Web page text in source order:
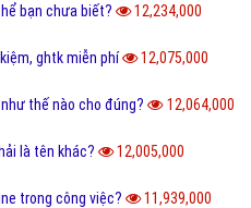
bạn chưa biết? 12,234,000
ghtk miễn phí 12,075,000
thế nào cho đúng? 12,064,000
là tên khác? 12,005,000
trong công việc? 11,939,000